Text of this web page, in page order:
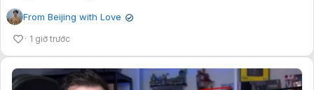
From Beijing with Love ✔
1 giờ trước